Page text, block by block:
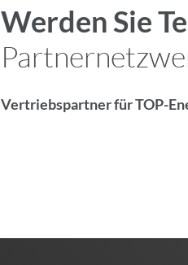
Werden Sie
Vertriebspartner für TOP-